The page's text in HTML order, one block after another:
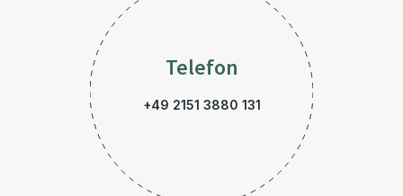
Telefon
+49 2151 3880 131